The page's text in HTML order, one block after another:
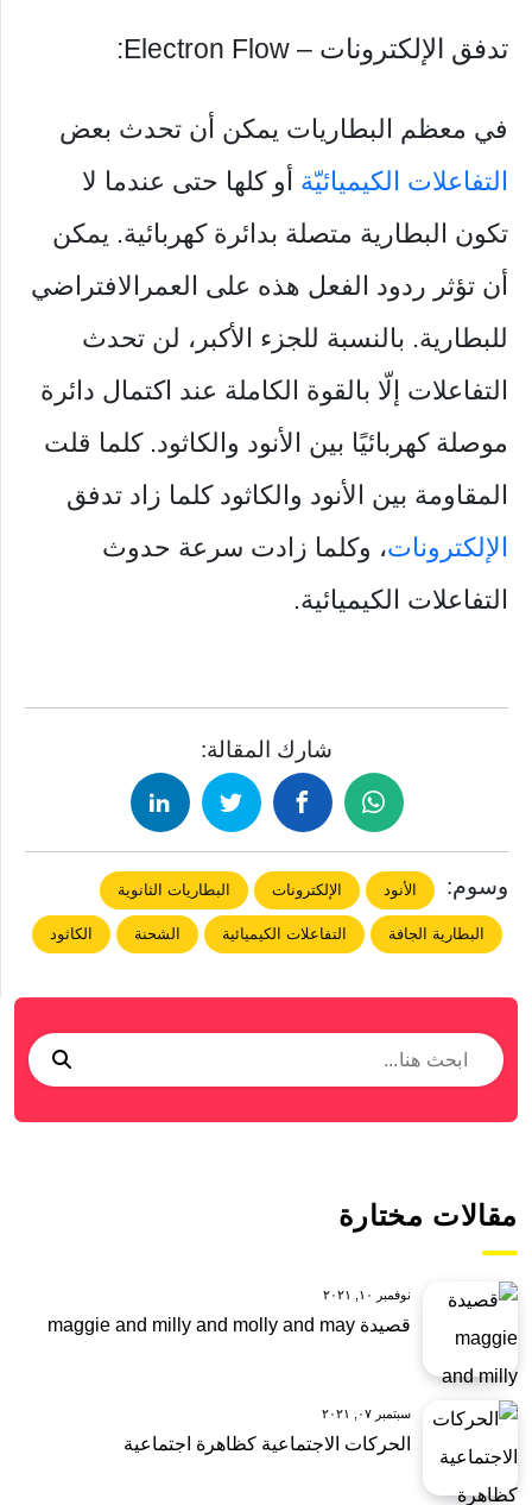
تدفق الإلكترونات – Electron Flow:
في معظم البطاريات يمكن أن تحدث بعض
التفاعلات الكيميائيّة أو كلها حتى عندما لا
تكون البطارية متصلة بدائرة كهربائية. يمكن
أن تؤثر ردود الفعل هذه على العمرالافتراضي
للبطارية. بالنسبة للجزء الأكبر، لن تحدث
التفاعلات إلّا بالقوة الكاملة عند اكتمال دائرة
موصلة كهربائيًا بين الأنود والكاثود. كلما قلت
المقاومة بين الأنود والكاثود كلما زاد تدفق
الإلكترونات، وكلما زادت سرعة حدوث
التفاعلات الكيميائية.
شارك المقالة:
وسوم: الأنود الإلكترونات البطاريات الثانوية
البطارية الجافة التفاعلات الكيميائية الشحنة الكاثود
مقالات مختارة
نوفمبر ١٠, ٢٠٢١
قصيدة maggie and milly and molly and may
سبتمبر ٠٧, ٢٠٢١
الحركات الاجتماعية كظاهرة اجتماعية